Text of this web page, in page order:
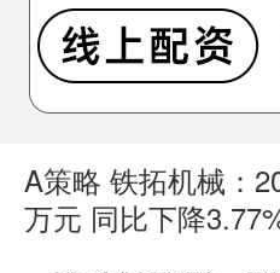
A策略 铁拓机械：
万元 同比下降